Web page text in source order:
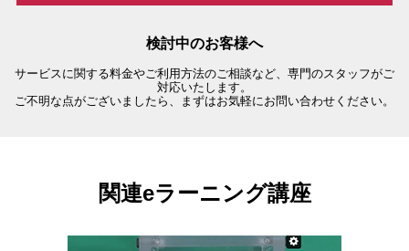
検討中のお客様へ
サービスに関する料金やご利用方法のご相談など、専門のスタッフがご
対応いたします。
ご不明な点がございましたら、まずはお気軽にお問い合わせください。
関連eラーニング講座